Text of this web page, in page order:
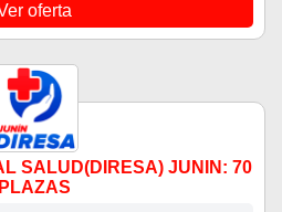
oferta
SALUD(DIRESA) JUNIN: 70
PLAZAS